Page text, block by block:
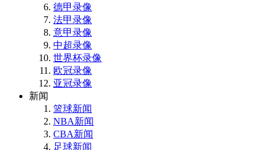
德甲录像
法甲录像
意甲录像
中超录像
世界杯录像
欧冠录像
亚冠录像
新闻
篮球新闻
NBA新闻
CBA新闻
足球新闻